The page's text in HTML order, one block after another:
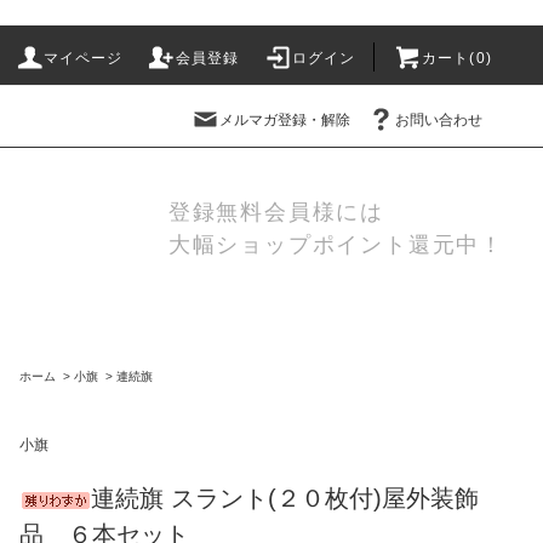
マイページ 会員登録 ログイン カート(0)
メルマガ登録・解除 お問い合わせ
登録無料会員様には
大幅ショップポイント還元中！
ホーム > 小旗 > 連続旗
小旗
連続旗 スラント(２０枚付)屋外装飾
品 ６本セット